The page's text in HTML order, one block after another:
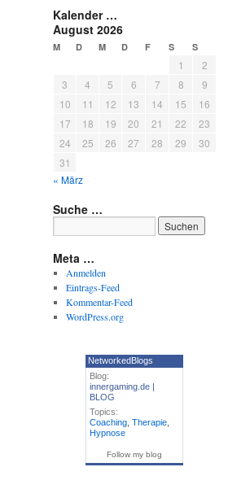
Kalender …
August 2026
M D M D F S S
1
2
3
4 5 6 7 8
9
10
11 12 13 14 15
16
17
18 19 20 21 22
23
24
25 26 27 28 29
30
31
« März
Suche …
Meta …
Anmelden
Eintrags-Feed
Kommentar-Feed
WordPress.org
NetworkedBlogs
Blog:
innergaming.de |
BLOG
Topics:
Coaching Therapie
Hypnose
Follow my blog